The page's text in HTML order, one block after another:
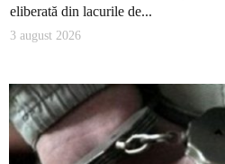
eliberată din lacurile de...
3 august 2026